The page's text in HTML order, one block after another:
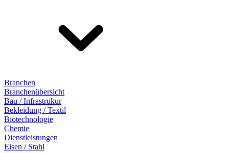
Branchen
Branchenübersicht
Bau / Infrastrukur
Bekleidung / Textil
Biotechnologie
Chemie
Dienstleistungen
Eisen / Stahl